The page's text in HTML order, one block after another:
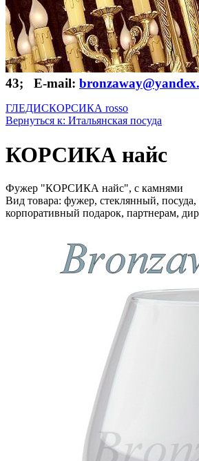
43; E-mail:
ГЛЕДИСКОРСИКА rosso
Вернуться к: Итальянская посуда
КОРСИКА найс
Фужер "КОРСИКА найс", с камнями
Вид товара: фужер, стеклянный,
корпоративный подарок, партнерам,